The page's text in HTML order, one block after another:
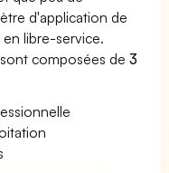
d'application de
en libre-service.
sont composées de3